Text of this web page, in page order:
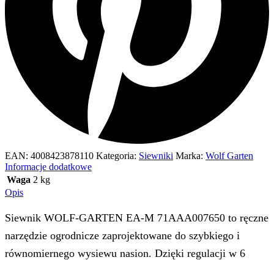
EAN: 4008423878110 Kategoria: Siewniki Marka: Wolf Garten
Informacje dodatkowe
Waga 2 kg
Opis
Siewnik WOLF-GARTEN EA-M 71AAA007650 to ręczne
narzędzie ogrodnicze zaprojektowane do szybkiego i
równomiernego wysiewu nasion. Dzięki regulacji w 6